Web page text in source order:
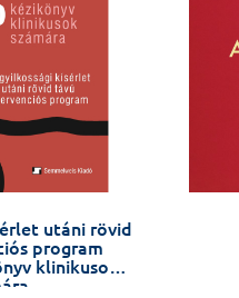
utáni rövid
program
klinikusok